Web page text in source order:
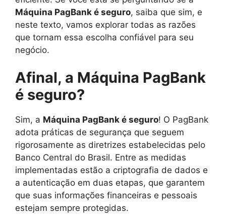
Máquina PagBank é seguro, saiba que sim, e
neste texto, vamos explorar todas as razões
que tornam essa escolha confiável para seu
negócio.
Afinal, a Máquina PagBank
é seguro?
Sim, a Máquina PagBank é seguro! O PagBank
adota práticas de segurança que seguem
rigorosamente as diretrizes estabelecidas pelo
Banco Central do Brasil. Entre as medidas
implementadas estão a criptografia de dados e
a autenticação em duas etapas, que garantem
que suas informações financeiras e pessoais
estejam sempre protegidas.